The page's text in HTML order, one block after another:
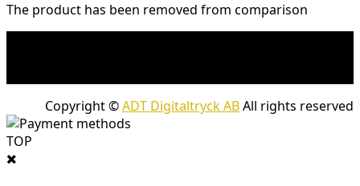
The product has been removed from comparison
Copyright ©ADT Digitaltryck ABAll rights reserved
TOP